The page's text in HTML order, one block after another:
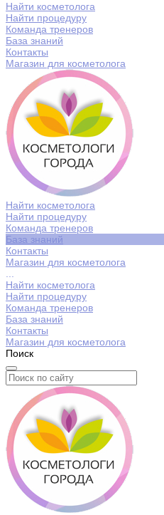
Найти косметолога
Найти процедуру
Команда тренеров
База знаний
Контакты
Магазин для косметолога
Найти косметолога
Найти процедуру
Команда тренеров
База знаний
Контакты
Магазин для косметолога
Найти косметолога
Найти процедуру
Команда тренеров
База знаний
Контакты
Магазин для косметолога
Поиск